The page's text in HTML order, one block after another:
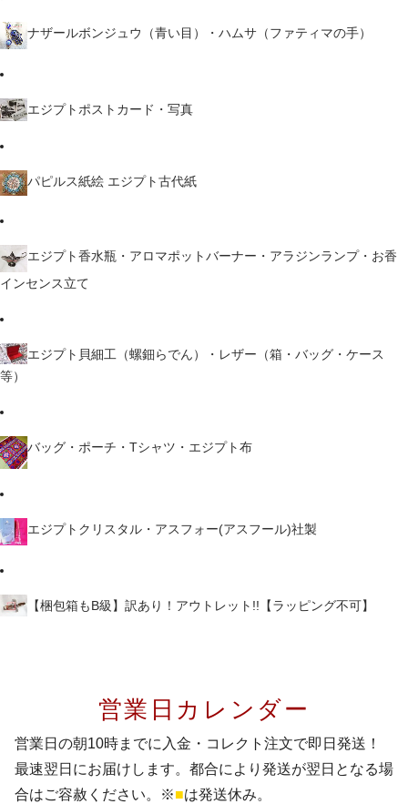
ナザールボンジュウ（青い目）・ハムサ（ファティマの手）
エジプトポストカード・写真
パピルス紙絵 エジプト古代紙
エジプト香水瓶・アロマポットバーナー・アラジンランプ・お香
インセンス立て
エジプト貝細工（螺鈿らでん）・レザー（箱・バッグ・ケース
等）
バッグ・ポーチ・Tシャツ・エジプト布
エジプトクリスタル・アスフォー(アスフール)社製
【梱包箱もB級】訳あり！アウトレット!!【ラッピング不可】
営業日カレンダー
営業日の朝10時までに入金・コレクト注文で即日発送！
最速翌日にお届けします。都合により発送が翌日となる場
合はご容赦ください。※■は発送休み。